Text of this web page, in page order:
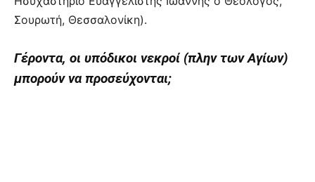
Σουρωτή, Θεσσαλονίκη).
Γέροντα, οι υπόδικοι νεκροί (πλην των Αγίων)
μπορούν να προσεύχονται;